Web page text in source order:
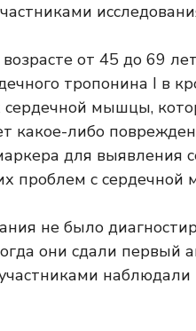
от 45 до 69
тропонина I в
мышцы,
какое-либо
для выявления
проблем с сердечной
не было
они сдали первый